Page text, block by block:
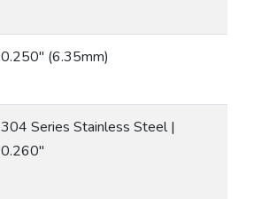
0.250″ (6.35mm)
304 Series Stainless Steel |
0.260″